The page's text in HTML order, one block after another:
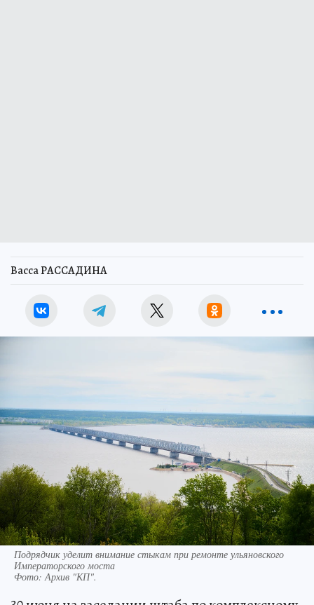
Васса РАССАДИНА
Подрядчик уделит внимание стыкам при ремонте ульяновского
Императорского моста
Фото: Архив "КП".